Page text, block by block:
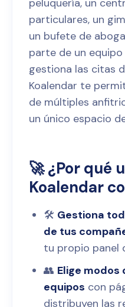
peluquería, un
particulares, un
un bufete de
parte de un
gestiona las citas
Koalendar te
de múltiples
un único espacio
🚀 ¿Por qué
Koalendar
🛠️ Gestiona
de tus
tu propio panel
👥 Elige modos
equipos con
distribuyen las